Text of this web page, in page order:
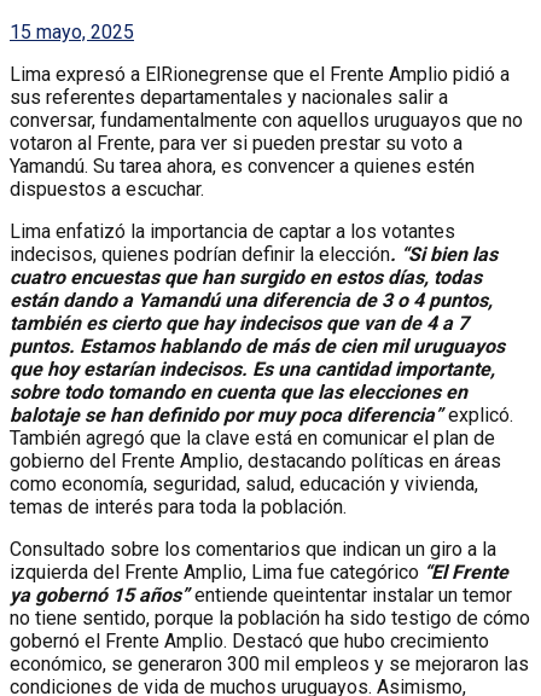
15 mayo, 2025
Lima expresó a ElRionegrense que el Frente Amplio pidió a
sus referentes departamentales y nacionales salir a
conversar, fundamentalmente con aquellos uruguayos que no
votaron al Frente, para ver si pueden prestar su voto a
Yamandú. Su tarea ahora, es convencer a quienes estén
dispuestos a escuchar.
Lima enfatizó la importancia de captar a los votantes
indecisos, quienes podrían definir la elección. “Si bien las
cuatro encuestas que han surgido en estos días, todas
están dando a Yamandú una diferencia de 3 o 4 puntos,
también es cierto que hay indecisos que van de 4 a 7
puntos. Estamos hablando de más de cien mil uruguayos
que hoy estarían indecisos. Es una cantidad importante,
sobre todo tomando en cuenta que las elecciones en
balotaje se han definido por muy poca diferencia”explicó.
También agregó que la clave está en comunicar el plan de
gobierno del Frente Amplio, destacando políticas en áreas
como economía, seguridad, salud, educación y vivienda,
temas de interés para toda la población.
Consultado sobre los comentarios que indican un giro a la
izquierda del Frente Amplio, Lima fue categórico “El Frente
ya gobernó 15 años”entiende queintentar instalar un temor
no tiene sentido, porque la población ha sido testigo de cómo
gobernó el Frente Amplio. Destacó que hubo crecimiento
económico, se generaron 300 mil empleos y se mejoraron las
condiciones de vida de muchos uruguayos. Asimismo,